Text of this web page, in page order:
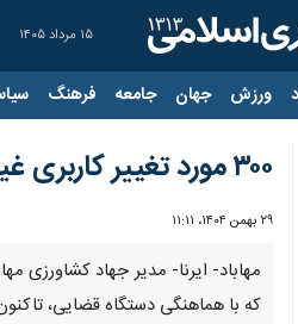
۱۵ مرداد ۱۴۰۵
ورزش جهان جامعه فرهنگ
۳۰۰ مورد تغییر کاربری غیرمجاز در مهاباد شناسایی شد
۲۹ بهمن ۱۴۰۴، ۱۱:۱۱